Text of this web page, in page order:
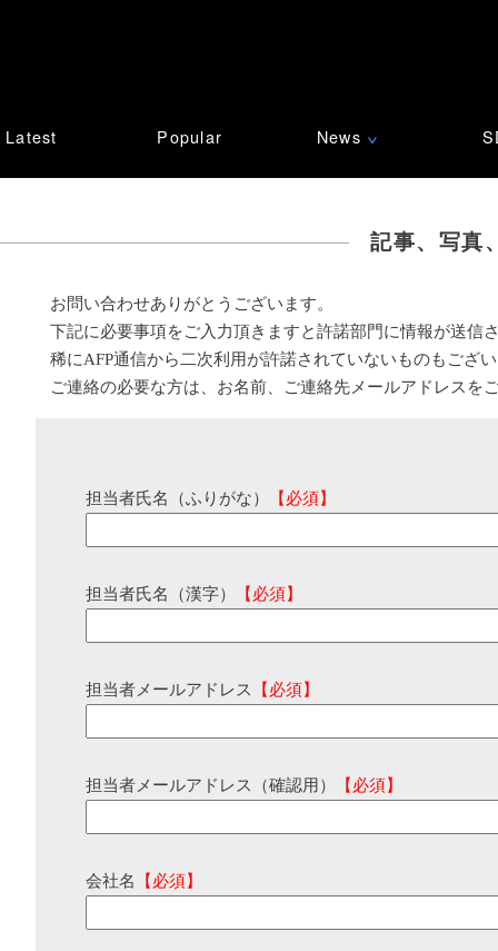
Latest Popular News ∨
記事、写真
お問い合わせありがとうございます。
下記に必要事項をご入力頂きますと許諾部門に情報が送信
稀にAFP通信から二次利用が許諾されていないものもござ
ご連絡の必要な方は、お名前、ご連絡先メールアドレスを
担当者氏名（ふりがな） 【必須】
担当者氏名（漢字） 【必須】
担当者メールアドレス 【必須】
担当者メールアドレス（確認用） 【必須】
会社名 【必須】